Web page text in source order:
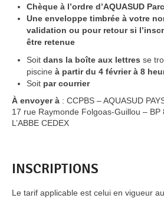
Chèque à l’ordre d’AQUASUD
Une enveloppe timbrée à votre
validation ou pour retour si
être retenue
Soit dans la boîte aux lettres se
piscine à partir du 4 février à 8
Soit par courrier
À envoyer à : CCPBS – AQUASUD
17 rue Raymonde Folgoas-Guillou – BP
L’ABBE CEDEX
INSCRIPTIONS
Le tarif applicable est celui en vigueur